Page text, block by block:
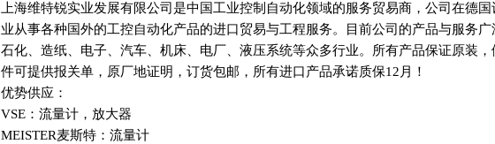
上海维特锐实业发展有限公司是中国工业控制自动化领域的服务贸易商，公司在德
业从事各种国外的工控自动化产品的进口贸易与工程服务。目前公司的产品与服务广
石化、造纸、电子、汽车、机床、电厂、液压系统等众多行业。所有产品保证原装
件可提供报关单，原厂地证明，订货包邮，所有进口产品承诺质保12月！
优势供应：
VSE：流量计，放大器
MEISTER麦斯特：流量计